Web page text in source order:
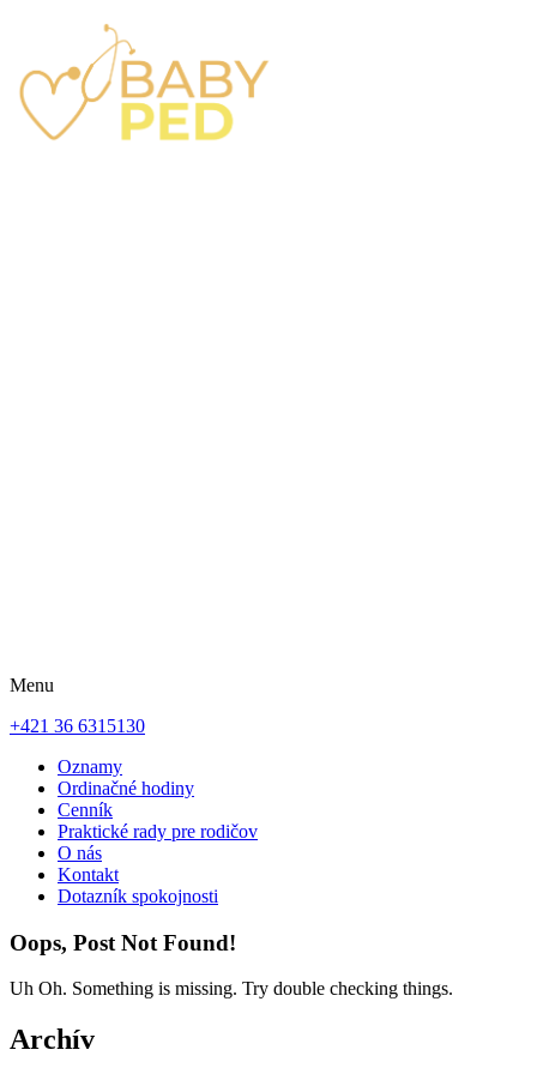
Menu
+421 36 6315130
Oznamy
Ordinačné hodiny
Cenník
Praktické rady pre rodičov
O nás
Kontakt
Dotazník spokojnosti
Oops, Post Not Found!
Uh Oh. Something is missing. Try double checking things.
Archív